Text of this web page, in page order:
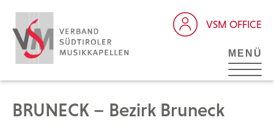
VSM OFFICE
MENÜ
BRUNECK – Bezirk Bruneck